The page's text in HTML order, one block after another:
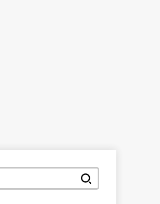
索